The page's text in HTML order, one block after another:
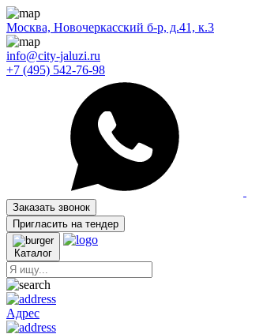
Москва, Новочеркасский б-р, д.41, к.3
info@city-jaluzi.ru
+7 (495) 542-76-98
Заказать звонок
Пригласить на тендер
Каталог
Адрес